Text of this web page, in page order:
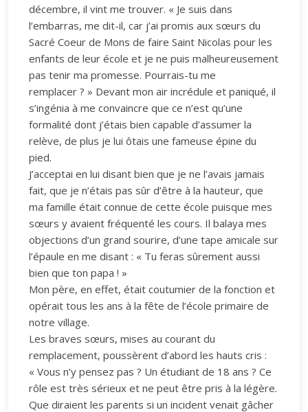
décembre, il vint me trouver. « Je suis dans
l’embarras, me dit-il, car j’ai promis aux sœurs du
Sacré Coeur de Mons de faire Saint Nicolas pour les
enfants de leur école et je ne puis malheureusement
pas tenir ma promesse. Pourrais-tu me
remplacer ? » Devant mon air incrédule et paniqué, il
s’ingénia à me convaincre que ce n’est qu’une
formalité dont j’étais bien capable d’assumer la
relève, de plus je lui ôtais une fameuse épine du
pied.
J’acceptai en lui disant bien que je ne l’avais jamais
fait, que je n’étais pas sûr d’être à la hauteur, que
ma famille était connue de cette école puisque mes
sœurs y avaient fréquenté les cours. Il balaya mes
objections d’un grand sourire, d’une tape amicale sur
l’épaule en me disant : « Tu feras sûrement aussi
bien que ton papa ! »
Mon père, en effet, était coutumier de la fonction et
opérait tous les ans à la fête de l’école primaire de
notre village.
Les braves sœurs, mises au courant du
remplacement, poussèrent d’abord les hauts cris :
« Vous n’y pensez pas ? Un étudiant de 18 ans ? Ce
rôle est très sérieux et ne peut être pris à la légère.
Que diraient les parents si un incident venait gâcher